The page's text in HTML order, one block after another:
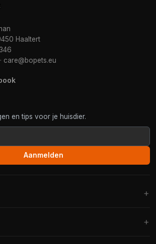
Haaltert
· care@bopets.eu
en tips voor je huisdier.
Aanmelden